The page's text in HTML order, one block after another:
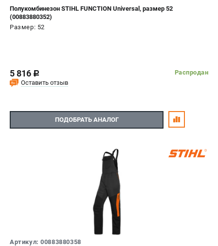
Полукомбинезон STIHL FUNCTION Universal, размер 52
(00883880352)
Размер: 52
5 816 c
Распродан
Оставить отзыв
ПОДОБРАТЬ АНАЛОГ
Артикул: 00883880358